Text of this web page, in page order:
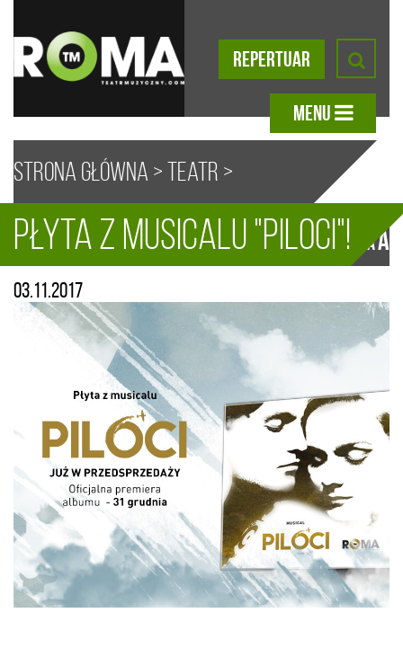
REPERTUAR
MENU
Strona główna >Teatr >
Aktualności > Płyta z musicalu
„Piloci”!
A AA
Płyta z musicalu "Piloci"!
03.11.2017